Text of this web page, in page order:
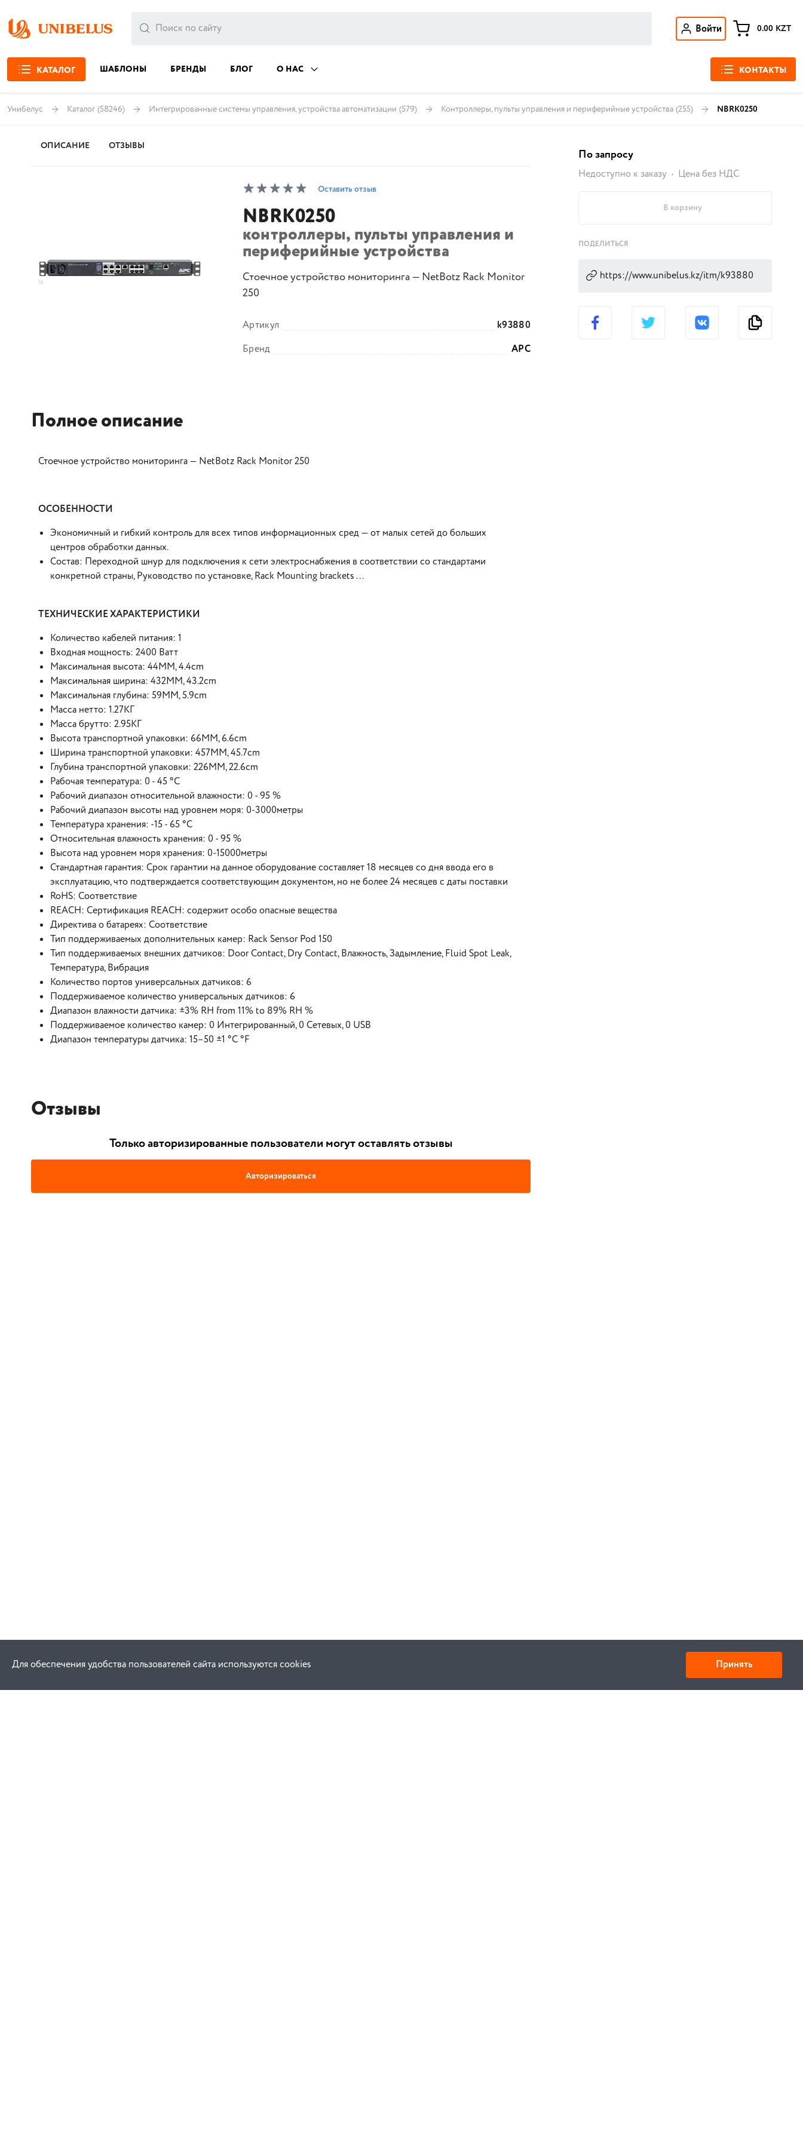
Войти 0.00 KZT
КАТАЛОГ ШАБЛОНЫ БРЕНДЫ БЛОГ О НАС КОНТАКТЫ
Унибелус Каталог (58246) Интегрированные системы управления, устройства автоматизации (579) Контроллеры, пульты управления и периферийные устройства (255) NBRK0250
ОПИСАНИЕ ОТЗЫВЫ
Оставить отзыв
NBRK0250
контроллеры, пульты управления и
периферийные устройства
Стоечное устройство мониторинга — NetBotz Rack Monitor
250
Артикул
k93880
Бренд
APC
Полное описание
Стоечное устройство мониторинга — NetBotz Rack Monitor 250
ОСОБЕННОСТИ
Экономичный и гибкий контроль для всех типов информационных сред — от малых сетей до больших
центров обработки данных.
Состав: Переходной шнур для подключения к сети электроснабжения в соответствии со стандартами
конкретной страны, Pуководство по установке, Rack Mounting brackets ...
ТЕХНИЧЕСКИЕ ХАРАКТЕРИСТИКИ
Количество кабелей питания: 1
Входная мощность: 2400 Ватт
Максимальная высота: 44MM, 4.4cm
Максимальная ширина: 432MM, 43.2cm
Максимальная глубина: 59MM, 5.9cm
Масса нетто: 1.27КГ
Масса брутто: 2.95КГ
Высота транспортной упаковки: 66MM, 6.6cm
Ширина транспортной упаковки: 457MM, 45.7cm
Глубина транспортной упаковки: 226MM, 22.6cm
Рабочая температура: 0 - 45 °C
Рабочий диапазон относительной влажности: 0 - 95 %
Рабочий диапазон высоты над уровнем моря: 0-3000метры
Температура хранения: -15 - 65 °C
Относительная влажность хранения: 0 - 95 %
Высота над уровнем моря хранения: 0-15000метры
Стандартная гарантия: Срок гарантии на данное оборудование составляет 18 месяцев со дня ввода его в
эксплуатацию, что подтверждается соответствующим документом, но не более 24 месяцев с даты поставки
RoHS: Соответствие
REACH: Сертификация REACH: содержит особо опасные вещества
Директива о батареях: Соответствие
Тип поддерживаемых дополнительных камер: Rack Sensor Pod 150
Тип поддерживаемых внешних датчиков: Door Contact, Dry Contact, Влажность, Задымление, Fluid Spot Leak,
Температура, Вибрация
Количество портов универсальных датчиков: 6
Поддерживаемое количество универсальных датчиков: 6
Диапазон влажности датчика: ±3% RH from 11% to 89% RH %
Поддерживаемое количество камер: 0 Интегрированный, 0 Сетевых, 0 USB
Диапазон температуры датчика: 15–50 ±1 °C °F
Отзывы
Только авторизированные пользователи могут оставлять отзывы
Авторизироваться
По запросу
Недоступно к заказу Цена без НДС
В корзину
ПОДЕЛИТЬСЯ
Для обеспечения удобства пользователей сайта используются cookies Принять